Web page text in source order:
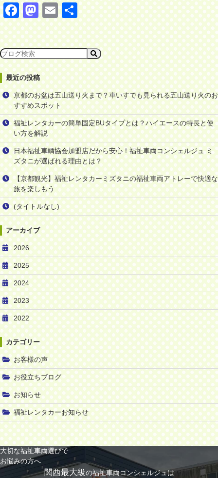
FacebookMastodon
Email 共有
最近の投稿
京都のお盆は五山送り火まで？車いすでも見られる五山送り火のお
すすめスポット
福祉レンタカーの簡単固定BUタイプとは？ハイエースの特長と使
い方を解説
日本福祉車輌協会加盟店だから安心！福祉車両コンシェルジュ ミ
ズタニが選ばれる理由とは？
【京都観光】福祉レンタカーミズタニの福祉車両アトレーで快適な
旅を楽しもう
(タイトルなし)
アーカイブ
2026
2025
2024
2023
2022
カテゴリー
お客様の声
お役立ちブログ
お知らせ
福祉レンタカーお知らせ
大切な福祉車両選びで
お悩みの方へ
関西最大級の福祉車両コンシェルジュは